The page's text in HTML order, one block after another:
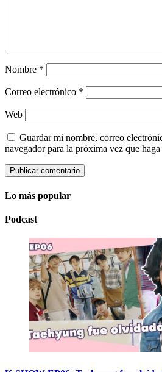
Nombre *
Correo electrónico *
Web
Guardar mi nombre, correo
navegador para la próxima vez que
Lo más popular
Podcast